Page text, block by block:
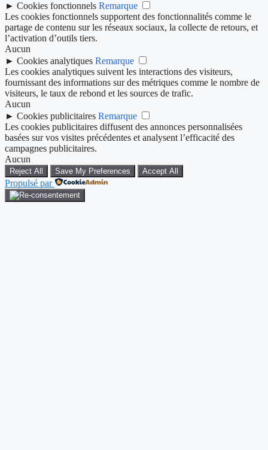
► Cookies fonctionnels Remarque
Les cookies fonctionnels supportent des fonctionnalités comme le
partage de contenu sur les réseaux sociaux, la collecte de retours, et
l’activation d’outils tiers.
Aucun
► Cookies analytiques Remarque
Les cookies analytiques suivent les interactions des visiteurs,
fournissant des informations sur des métriques comme le nombre de
visiteurs, le taux de rebond et les sources de trafic.
Aucun
► Cookies publicitaires Remarque
Les cookies publicitaires diffusent des annonces personnalisées
basées sur vos visites précédentes et analysent l’efficacité des
campagnes publicitaires.
Aucun
Reject All Save My Preferences Accept All
Propulsé par